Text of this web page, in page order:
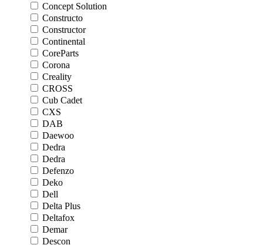
Concept Solution
Constructo
Constructor
Continental
CoreParts
Corona
Creality
CROSS
Cub Cadet
CXS
DAB
Daewoo
Dedra
Dedra
Defenzo
Deko
Dell
Delta Plus
Deltafox
Demar
Descon